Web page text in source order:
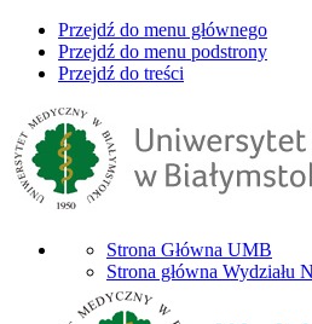
Przejdź do menu głównego
Przejdź do menu podstrony
Przejdź do treści
Strona Główna UMB
Strona główna Wydziału